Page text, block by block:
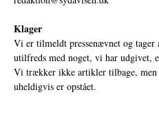
Klager
Vi er tilmeldt pressenævnet og
utilfreds med noget, vi har udgivet,
Vi trækker ikke artikler tilbage,
uheldigvis er opstået.